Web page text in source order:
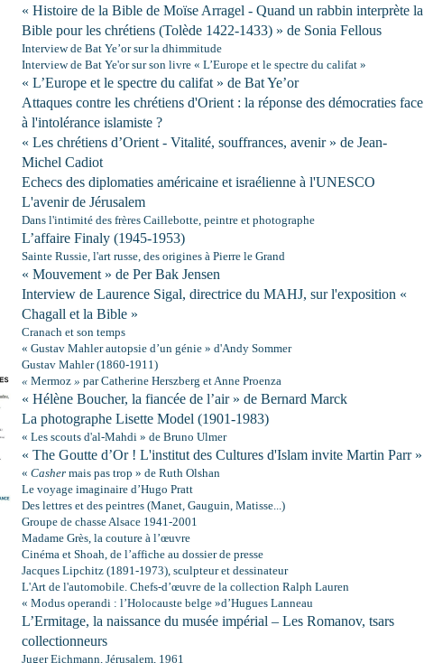
« Histoire de la Bible de Moïse Arragel - Quand un rabbin interprète la
Bible pour les chrétiens (Tolède 1422-1433) » de Sonia Fellous
Interview de Bat Ye’or sur la dhimmitude
Interview de Bat Ye'or sur son livre « L’Europe et le spectre du califat »
« L’Europe et le spectre du califat » de Bat Ye’or
Attaques contre les chrétiens d'Orient : la réponse des démocraties face
à l'intolérance islamiste ?
« Les chrétiens d’Orient - Vitalité, souffrances, avenir » de Jean-
Michel Cadiot
Echecs des diplomaties américaine et israélienne à l'UNESCO
L'avenir de Jérusalem
Dans l'intimité des frères Caillebotte, peintre et photographe
L’affaire Finaly (1945-1953)
Sainte Russie, l'art russe, des origines à Pierre le Grand
« Mouvement » de Per Bak Jensen
Interview de Laurence Sigal, directrice du MAHJ, sur l'exposition «
Chagall et la Bible »
Cranach et son temps
« Gustav Mahler autopsie d’un génie » d'Andy Sommer
Gustav Mahler (1860-1911)
« Mermoz » par Catherine Herszberg et Anne Proenza
« Hélène Boucher, la fiancée de l’air » de Bernard Marck
La photographe Lisette Model (1901-1983)
« Les scouts d'al-Mahdi » de Bruno Ulmer
« The Goutte d’Or ! L'institut des Cultures d'Islam invite Martin Parr »
« Casher mais pas trop » de Ruth Olshan
Le voyage imaginaire d’Hugo Pratt
Des lettres et des peintres (Manet, Gauguin, Matisse...)
Groupe de chasse Alsace 1941-2001
Madame Grès, la couture à l’œuvre
Cinéma et Shoah, de l’affiche au dossier de presse
Jacques Lipchitz (1891-1973), sculpteur et dessinateur
L'Art de l'automobile. Chefs-d’œuvre de la collection Ralph Lauren
« Modus operandi : l’Holocauste belge »d’Hugues Lanneau
L’Ermitage, la naissance du musée impérial – Les Romanov, tsars
collectionneurs
Juger Eichmann, Jérusalem, 1961